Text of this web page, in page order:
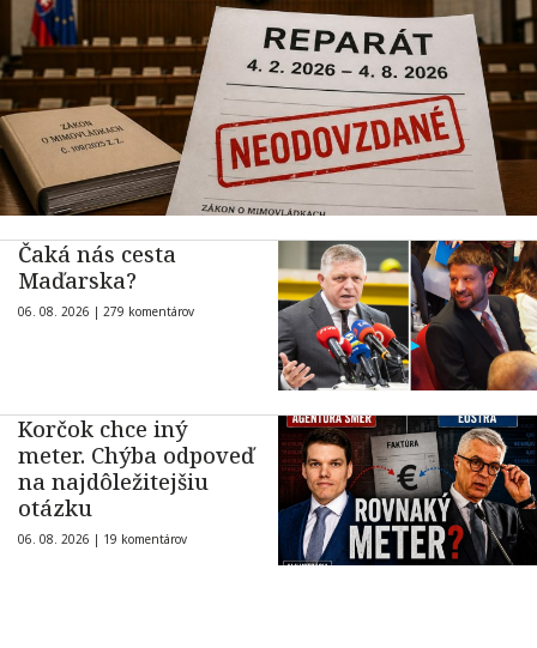
Čaká nás cesta
Maďarska?
06. 08. 2026 | 279 komentárov
Korčok chce iný
meter. Chýba odpoveď
na najdôležitejšiu
otázku
06. 08. 2026 | 19 komentárov